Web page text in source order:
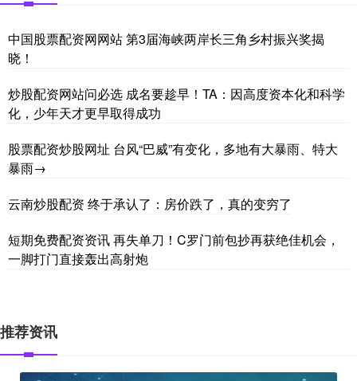
中国股票配资网网站 第3届海峡两岸长三角乡村振兴奖揭
晓！
炒股配资网站问必选 成名要趁早！TA：因高度资本化和科学
化，少年天才更早取得成功
股票配资炒股网址 台风“巴威”有变化，多地有大暴雨、特大
暴雨→
云南炒股配资 终于承认了：房价跌了，真的变穷了
短期免费配资资讯 再失单刀！C罗门前包抄再获绝佳机会，
一脚打门直接轰出高射炮
推荐资讯